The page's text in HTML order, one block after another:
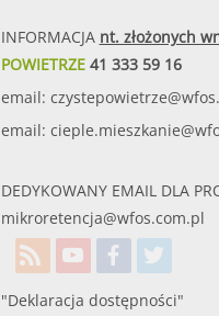
INFORMACJA nt. złożonych
POWIETRZE41 333 59 16
email:
email:
DEDYKOWANY EMAIL DLA
mikroretencja@wfos.com.pl
"Deklaracja dostępności"